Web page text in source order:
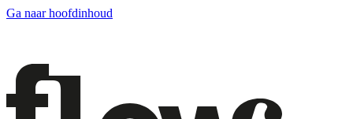
Ga naar hoofdinhoud